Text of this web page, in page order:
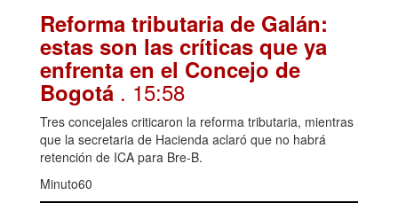
Reforma tributaria de Galán:
estas son las críticas que ya
enfrenta en el Concejo de
Bogotá . 15:58
Tres concejales criticaron la reforma tributaria, mientras
que la secretaria de Hacienda aclaró que no habrá
retención de ICA para Bre-B.
Minuto60